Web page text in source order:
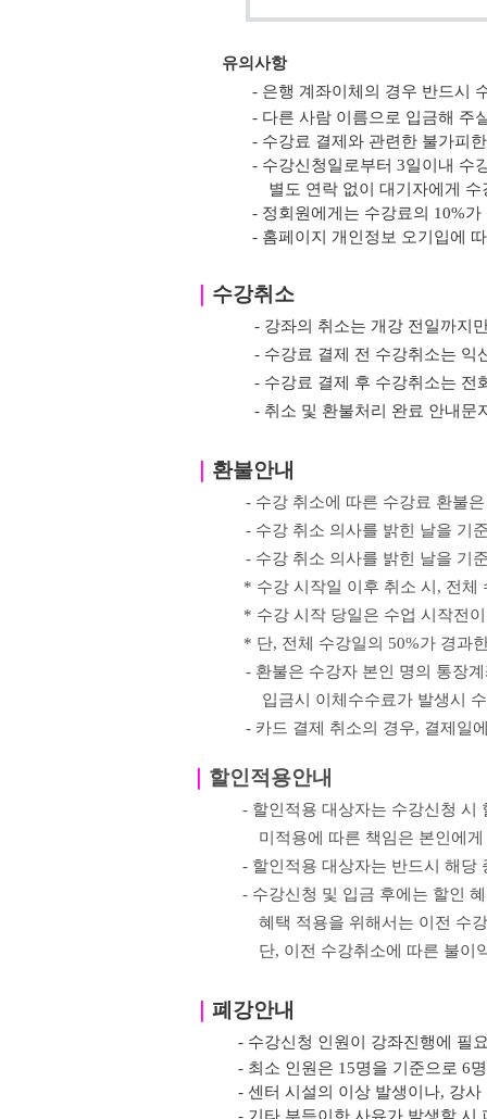
유의사항
- 은행 계좌이체의 경우 반드시
- 다른 사람 이름으로 입금해 주
- 수강료 결제와 관련한 불가피
- 수강신청일로부터 3일이내 수
별도 연락 없이 대기자에게
- 정회원에게는 수강료의 10%
- 홈페이지 개인정보 오기입에
수강취소
- 강좌의 취소는 개강 전일까지
- 수강료 결제 전 수강취소는 익
- 수강료 결제 후 수강취소는 전
- 취소 및 환불처리 완료 안내문
환불안내
- 수강 취소에 따른 수강료 환불
- 수강 취소 의사를 밝힌
날을 기
- 수강 취소 의사를 밝힌
날을 기
* 수강 시작일 이후 취소 시 , 전체
* 수강 시작 당일은 수업 시작전
* 단, 전체 수강일의 50%가 경과
- 환불은 수강자 본인 명의 통장
입금시 이체수수료가 발생시
- 카드 결제 취소의 경우, 결제일
할인적용안내
- 할인적용 대상자는 수강신청 시
미적용에 따른 책임은 본인에
- 할인적용 대상자는 반드시 해당
- 수강신청 및 입금 후에는 할인
혜택 적용을 위해서는 이전 수
단, 이전 수강취소에 따른 불이
폐강안내
- 수강신청 인원이 강좌진행에 필
- 최소 인원은 15명을 기준으로 6
- 센터 시설의 이상 발생이나, 강